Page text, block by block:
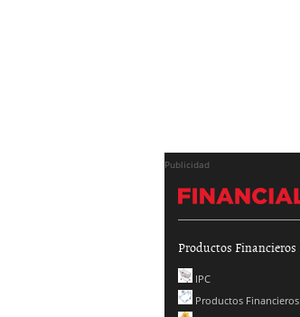
Publicidad
Productos Financieros
IPC
Productos Financieros